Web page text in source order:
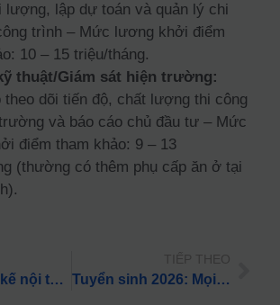
lượng, lập dự toán và quản lý chi
trình – Mức lương khởi điểm
10 – 15 triệu/tháng.
thuật/Giám sát hiện trường:
theo dõi tiến độ, chất lượng thi công
và báo cáo chủ đầu tư – Mức
điểm tham khảo: 9 – 13
(thường có thêm phụ cấp ăn ở tại
Ngành Thiết kế nội thất là gì? Điểm chuẩn & Cơ hội việc làm 2026 Tuyển sinh 2026: Mọi điều cần biết về ngành Khai thác vận tải cho PHHS